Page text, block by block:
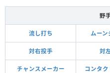
野
流し打ち ムーン
対右投手 対
チャンスメーカー コンタ